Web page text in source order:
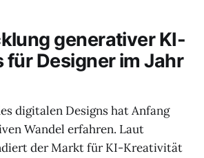
generativer KI-
für Designer im Jahr
digitalen Designs hat Anfang
Wandel erfahren. Laut
der Markt für KI-Kreativität